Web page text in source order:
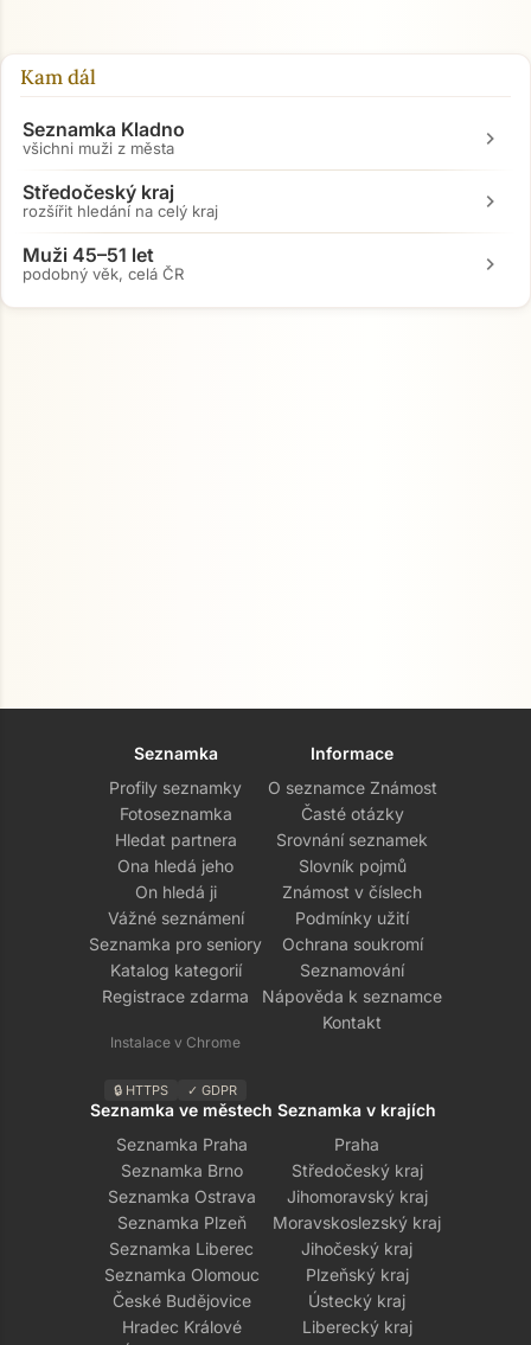
Kam dál
Seznamka Kladno
všichni muži z města chevron_right
Středočeský kraj
rozšířit hledání na celý kraj chevron_right
Muži 45–51 let
podobný věk, celá ČR chevron_right
Seznamka
Profily seznamky
Fotoseznamka
Hledat partnera
Ona hledá jeho
On hledá ji
Vážné seznámení
Seznamka pro seniory
Katalog kategorií
Registrace zdarma
Instalace v Chrome
🔒 HTTPS ✓ GDPR
Informace
O seznamce Známost
Časté otázky
Srovnání seznamek
Slovník pojmů
Známost v číslech
Podmínky užití
Ochrana soukromí
Seznamování
Nápověda k seznamce
Kontakt
Seznamka ve městech
Seznamka Praha
Seznamka Brno
Seznamka Ostrava
Seznamka Plzeň
Seznamka Liberec
Seznamka Olomouc
České Budějovice
Hradec Králové
Seznamka v krajích
Praha
Středočeský kraj
Jihomoravský kraj
Moravskoslezský kraj
Jihočeský kraj
Plzeňský kraj
Ústecký kraj
Liberecký kraj